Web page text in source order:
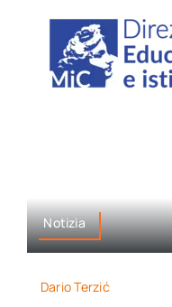
Chi siamo
Cerca
Ita
Notizia
Dario Terzić